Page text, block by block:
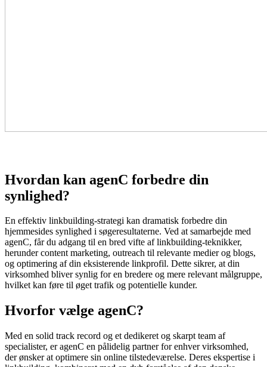
Hvordan kan agenC forbedre din
synlighed?
En effektiv linkbuilding-strategi kan dramatisk forbedre din
hjemmesides synlighed i søgeresultaterne. Ved at samarbejde med
agenC, får du adgang til en bred vifte af linkbuilding-teknikker,
herunder content marketing, outreach til relevante medier og blogs,
og optimering af din eksisterende linkprofil. Dette sikrer, at din
virksomhed bliver synlig for en bredere og mere relevant målgruppe,
hvilket kan føre til øget trafik og potentielle kunder.
Hvorfor vælge agenC?
Med en solid track record og et dedikeret og skarpt team af
specialister, er agenC en pålidelig partner for enhver virksomhed,
der ønsker at optimere sin online tilstedeværelse. Deres ekspertise i